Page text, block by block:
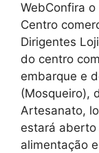
WebConfira
Centro
Dirigentes
do centro
embarque e
(Mosqueiro),
Artesanato,
estará
alimentação